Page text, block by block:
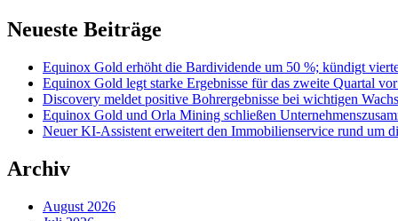
Neueste Beiträge
Equinox Gold erhöht die Bardividende um 50 %; kündigt
Equinox Gold legt starke Ergebnisse für das zweite Quartal
Discovery meldet positive Bohrergebnisse bei wichtigen
Equinox Gold und Orla Mining schließen
Neuer KI-Assistent erweitert den Immobilienservice rund um
Archiv
August 2026